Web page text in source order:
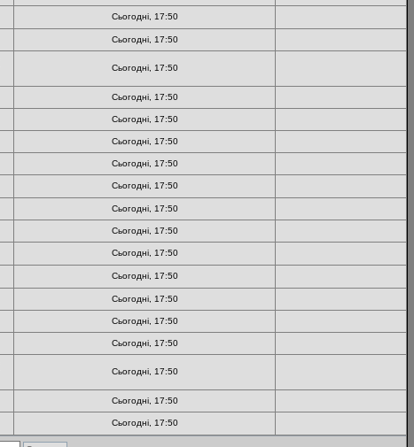
Сьогодні, 17:50
Сьогодні, 17:50
Сьогодні, 17:50
Сьогодні, 17:50
Сьогодні, 17:50
Сьогодні, 17:50
Сьогодні, 17:50
Сьогодні, 17:50
Сьогодні, 17:50
Сьогодні, 17:50
Сьогодні, 17:50
Сьогодні, 17:50
Сьогодні, 17:50
Сьогодні, 17:50
Сьогодні, 17:50
Сьогодні, 17:50
Сьогодні, 17:50
Сьогодні, 17:50